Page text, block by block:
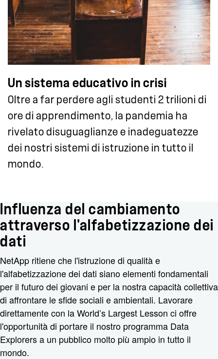
Un sistema educativo in crisi
Oltre a far perdere agli studenti 2 trilioni di
ore di apprendimento, la pandemia ha
rivelato disuguaglianze e inadeguatezze
dei nostri sistemi di istruzione in tutto il
mondo.
Influenza del cambiamento
attraverso l'alfabetizzazione dei
dati
NetApp ritiene che l'istruzione di qualità e
l'alfabetizzazione dei dati siano elementi fondamentali
per il futuro dei giovani e per la nostra capacità collettiva
di affrontare le sfide sociali e ambientali. Lavorare
direttamente con la World’s Largest Lesson ci offre
l'opportunità di portare il nostro programma Data
Explorers a un pubblico molto più ampio in tutto il
mondo.